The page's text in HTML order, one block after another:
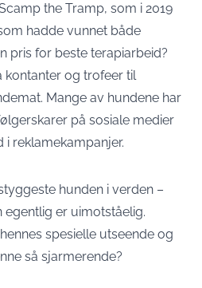
the Tramp, som i 2019
hadde vunnet både
pris for beste terapiarbeid?
kontanter og trofeer til
Mange av hundene har
på sosiale medier
reklamekampanjer.
hunden i verden –
er uimotståelig.
spesielle utseende og
så sjarmerende?